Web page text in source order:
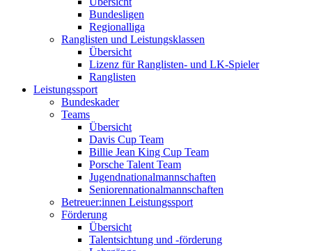
Bundesligen
Regionalliga
Ranglisten und Leistungsklassen
Übersicht
Lizenz für Ranglisten- und LK-Spieler
Ranglisten
Leistungssport
Bundeskader
Teams
Übersicht
Davis Cup Team
Billie Jean King Cup Team
Porsche Talent Team
Jugendnationalmannschaften
Seniorennationalmannschaften
Betreuer:innen Leistungssport
Förderung
Übersicht
Talentsichtung und -förderung